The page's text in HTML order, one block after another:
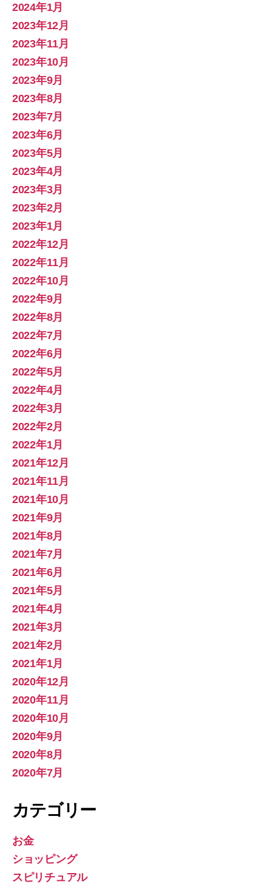
2024年1月
2023年12月
2023年11月
2023年10月
2023年9月
2023年8月
2023年7月
2023年6月
2023年5月
2023年4月
2023年3月
2023年2月
2023年1月
2022年12月
2022年11月
2022年10月
2022年9月
2022年8月
2022年7月
2022年6月
2022年5月
2022年4月
2022年3月
2022年2月
2022年1月
2021年12月
2021年11月
2021年10月
2021年9月
2021年8月
2021年7月
2021年6月
2021年5月
2021年4月
2021年3月
2021年2月
2021年1月
2020年12月
2020年11月
2020年10月
2020年9月
2020年8月
2020年7月
カテゴリー
お金
ショッピング
スピリチュアル